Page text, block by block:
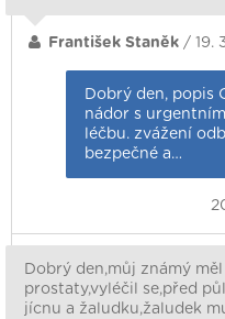
František Staněk / 19.
Dobrý den, popis
nádor s
léčbu. zvážení
bezpečné a…
Dobrý den,můj známý
prostaty,vyléčil se,před
jícnu a žaludku,žaludek